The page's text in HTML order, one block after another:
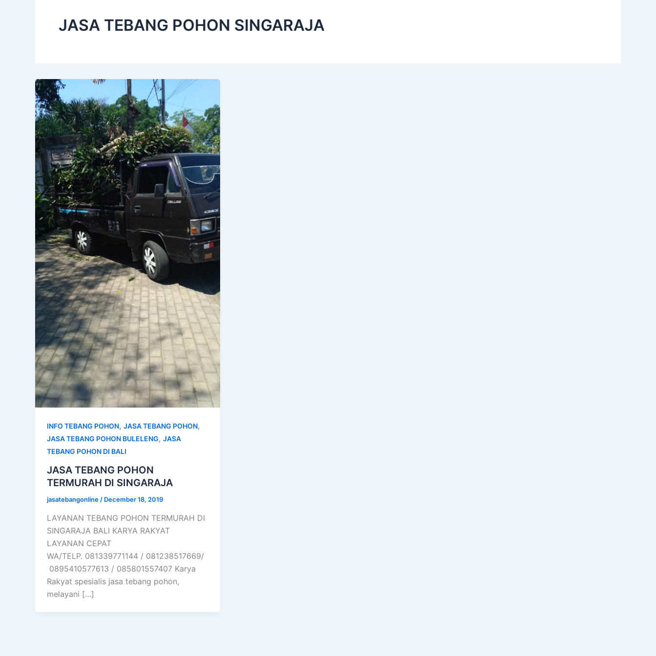
JASA TEBANG POHON SINGARAJA
INFO TEBANG POHON, JASA TEBANG POHON,
JASA TEBANG POHON BULELENG, JASA
TEBANG POHON DI BALI
JASA TEBANG POHON
TERMURAH DI SINGARAJA
jasatebangonline / December 18, 2019
LAYANAN TEBANG POHON TERMURAH DI
SINGARAJA BALI KARYA RAKYAT
LAYANAN CEPAT
WA/TELP. 081339771144 / 081238517669/
0895410577613 / 085801557407 Karya
Rakyat spesialis jasa tebang pohon,
melayani […]